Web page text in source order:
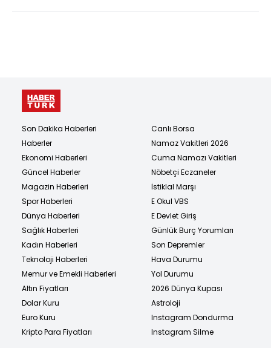
Son Dakika Haberleri
Haberler
Ekonomi Haberleri
Güncel Haberler
Magazin Haberleri
Spor Haberleri
Dünya Haberleri
Sağlık Haberleri
Kadın Haberleri
Teknoloji Haberleri
Memur ve Emekli Haberleri
Altın Fiyatları
Dolar Kuru
Euro Kuru
Kripto Para Fiyatları
Canlı Borsa
Namaz Vakitleri 2026
Cuma Namazı Vakitleri
Nöbetçi Eczaneler
İstiklal Marşı
E Okul VBS
E Devlet Giriş
Günlük Burç Yorumları
Son Depremler
Hava Durumu
Yol Durumu
2026 Dünya Kupası
Astroloji
Instagram Dondurma
Instagram Silme